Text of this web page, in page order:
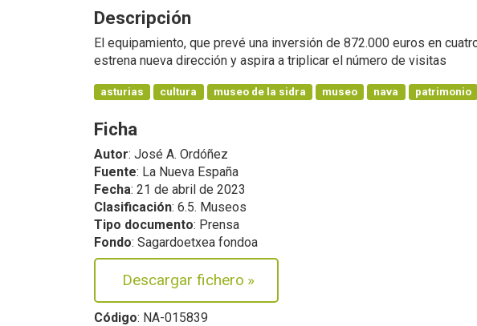
Descripción
El equipamiento, que prevé una inversión de 872.000 euros en
estrena nueva dirección y aspira a triplicar el número de visitas
asturias cultura museo de la sidra museo nava patrimonio
Ficha
Autor: José A. Ordóñez
Fuente: La Nueva España
Fecha: 21 de abril de 2023
Clasificación: 6.5. Museos
Tipo documento: Prensa
Fondo: Sagardoetxea fondoa
Descargar fichero »
Código: NA-015839